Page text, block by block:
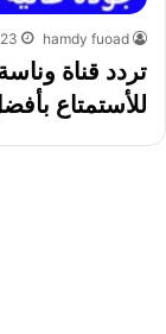
hamdy fuoad 23 يناير، 2025
للأستمتاع